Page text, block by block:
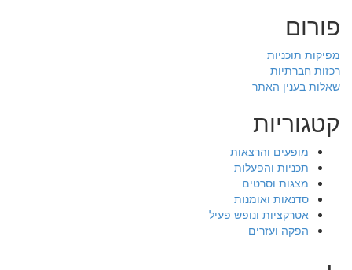
פורום
מפיקות תוכניות
רכזות חברתיות
שאלות בענין האתר
קטגוריות
מופעים והרצאות
תכניות והפעלות
מצגות וסרטים
סדנאות ואומנות
אטרקציות ונופש פעיל
הפקה ועזרים